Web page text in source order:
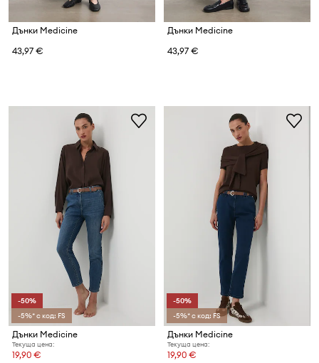
Дънки Medicine
43,97 €
Дънки Medicine
43,97 €
-50%
-5%* с код: FS
Дънки Medicine
Текуща цена:
19,90 €
-50%
-5%* с код: FS
Дънки Medicine
Текуща цена:
19,90 €